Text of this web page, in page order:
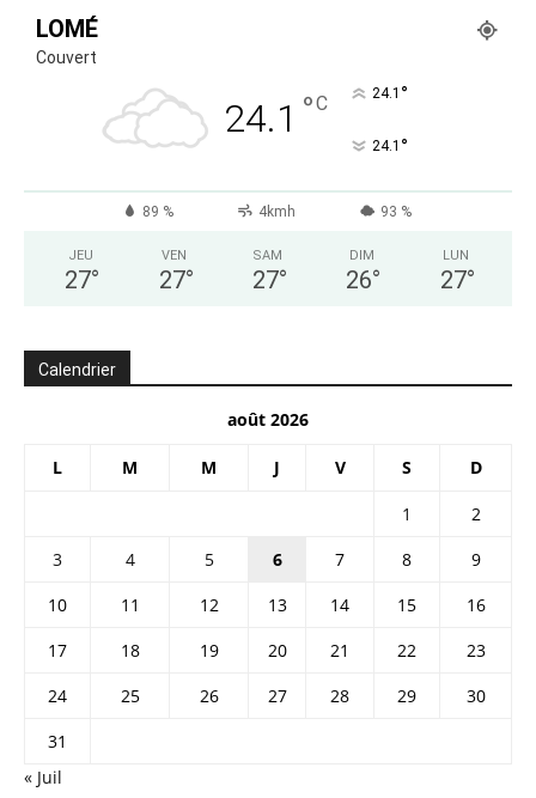
LOMÉ
Couvert
24.1 °C 24.1 °
24.1 °
89 % 4kmh 93 %
JEU
27°
VEN
27°
SAM
27°
DIM
26°
LUN
27°
Calendrier
août 2026
L M M J V S D
1
2
3
4 5 6 7 8
9
10
11 12 13 14 15
16
17
18 19 20 21 22
23
24
25 26 27 28 29
30
31
« Juil